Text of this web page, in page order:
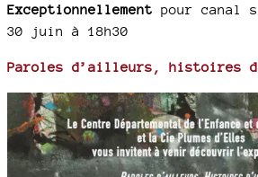
Exceptionnellement pour canal
30 juin à 18h30
Paroles d’ailleurs, histoires